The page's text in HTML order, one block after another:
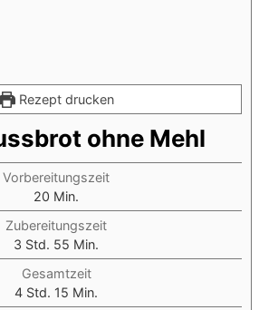
Rezept drucken
ohne Mehl
Vorbereitungszeit
20 Minuten
Min.
Zubereitungszeit
3 Stunden
Std. 55 Minuten
Min.
Gesamtzeit
4Stunden
Std. 15 Minuten
Min.